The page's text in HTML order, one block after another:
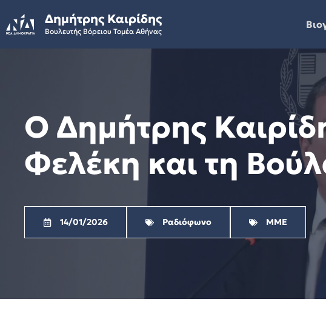
to
content
Δημήτρης Καιρίδης
Βουλευτής Βόρειου Τομέα Αθήνας
Ο Δημήτρης
Φελέκη και τη
14/01/2026 Ραδιόφωνο ΜΜΕ